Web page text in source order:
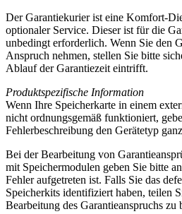
Der Garantiekurier ist eine Komfort-
optionaler Service. Dieser ist für die
unbedingt erforderlich. Wenn Sie den
Anspruch nehmen, stellen Sie bitte
Ablauf der Garantiezeit eintrifft.
Produktspezifische Information
Wenn Ihre Speicherkarte in einem
nicht ordnungsgemäß funktioniert,
Fehlerbeschreibung den Gerätetyp
Bei der Bearbeitung von
mit Speichermodulen geben Sie bitte
Fehler aufgetreten ist. Falls Sie das
Speicherkits identifiziert haben, teilen
Bearbeitung des Garantieanspruchs zu